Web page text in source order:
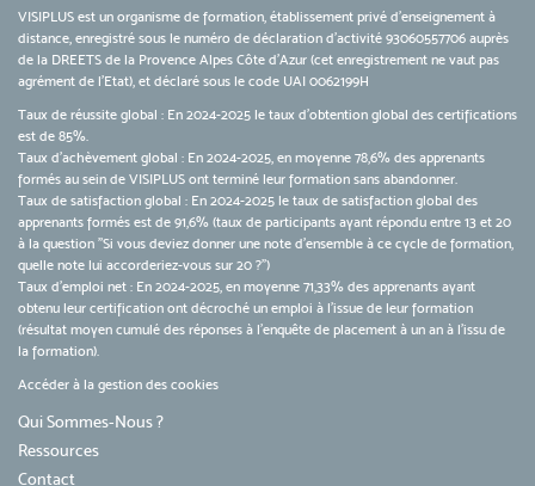
VISIPLUS est un organisme de formation, établissement privé d’enseignement à
distance, enregistré sous le numéro de déclaration d’activité 93060557706 auprès
de la DREETS de la Provence Alpes Côte d’Azur (cet enregistrement ne vaut pas
agrément de l’Etat), et déclaré sous le code UAI 0062199H
Taux de réussite global : En 2024-2025 le taux d'obtention global des certifications
est de 85%.
Taux d’achèvement global : En 2024-2025, en moyenne 78,6% des apprenants
formés au sein de VISIPLUS ont terminé leur formation sans abandonner.
Taux de satisfaction global : En 2024-2025 le taux de satisfaction global des
apprenants formés est de 91,6% (taux de participants ayant répondu entre 13 et 20
à la question "Si vous deviez donner une note d’ensemble à ce cycle de formation,
quelle note lui accorderiez-vous sur 20 ?")
Taux d’emploi net : En 2024-2025, en moyenne 71,33% des apprenants ayant
obtenu leur certification ont décroché un emploi à l'issue de leur formation
(résultat moyen cumulé des réponses à l'enquête de placement à un an à l'issu de
la formation).
Accéder à la gestion des cookies
Qui Sommes-Nous ?
Ressources
Contact